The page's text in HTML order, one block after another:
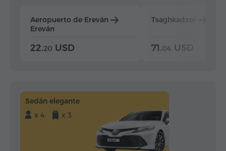
Aeropuerto de Ereván
Ereván
22.20 USD
Tsaghkadzor
71.04 USD
Sedán elegante
x 4
x 3